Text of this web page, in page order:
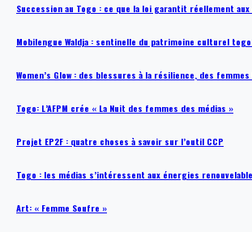
Succession au Togo : ce que la loi garantit réellement aux
Mobilengue Waldja : sentinelle du patrimoine culturel
Women’s Glow : des blessures à la résilience, des
Togo: L’AFPM crée « La Nuit des femmes des médias »
Projet EP2F : quatre choses à savoir sur l’outil CCP
Togo : les médias s’intéressent aux énergies
Art: « Femme Soufre »